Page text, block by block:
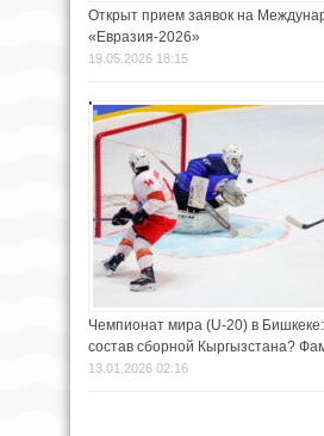
Открыт прием заявок на
«Евразия-2026»
19.05.2026 18:15
Чемпионат мира (U-20) в
состав сборной Кыргызстана?
13.01.2026 02:16